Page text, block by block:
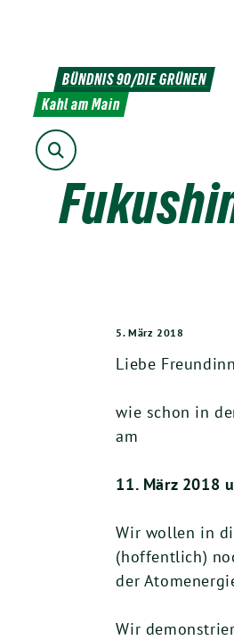
BÜNDNIS 90/DIE GRÜNEN
Kahl am Main
Suche
5. März 2018
Liebe
wie schon in
am
11. März 2018
Wir wollen in
(hoffentlich)
der
Wir